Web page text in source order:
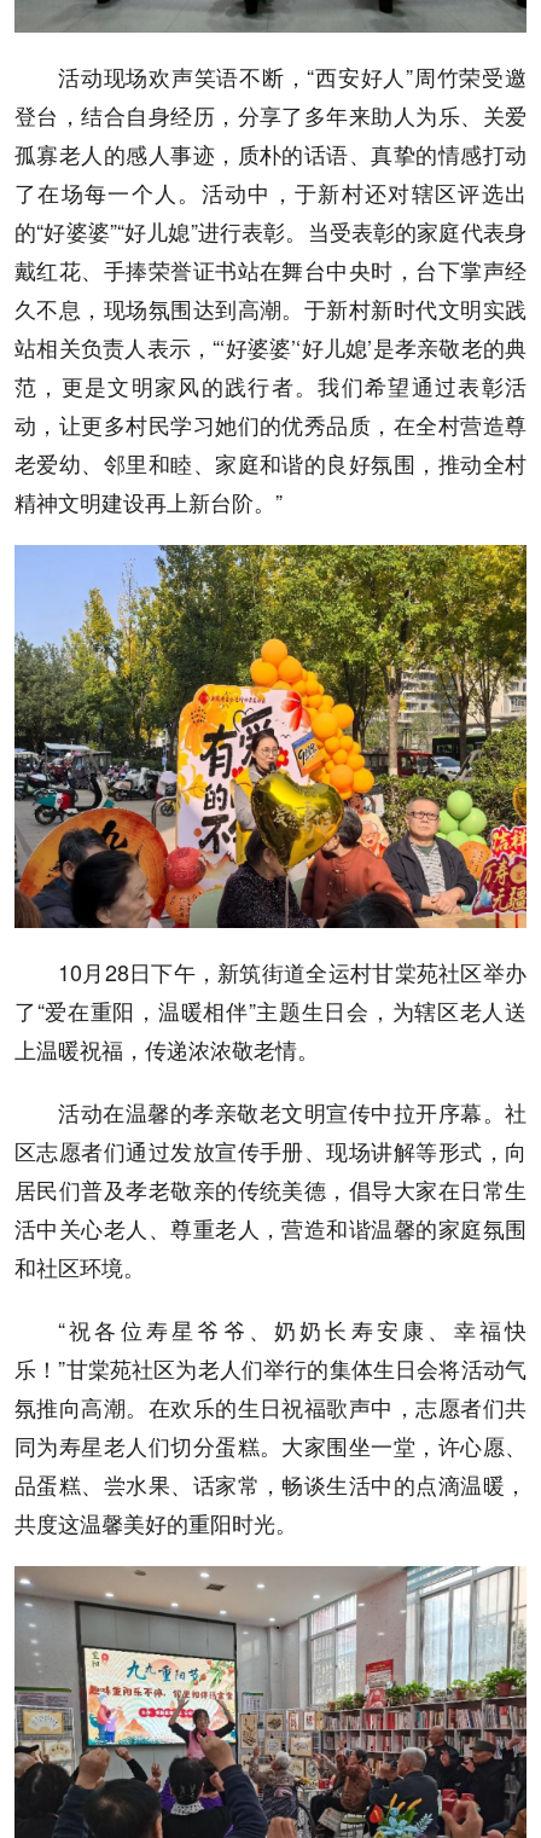
活动现场欢声笑语不断，“西安好人”周竹荣受邀
登台，结合自身经历，分享了多年来助人为乐、关爱
孤寡老人的感人事迹，质朴的话语、真挚的情感打动
了在场每一个人。活动中，于新村还对辖区评选出
的“好婆婆”“好儿媳”进行表彰。当受表彰的家庭代表身
戴红花、手捧荣誉证书站在舞台中央时，台下掌声经
久不息，现场氛围达到高潮。于新村新时代文明实践
站相关负责人表示，“‘好婆婆’‘好儿媳’是孝亲敬老的典
范，更是文明家风的践行者。我们希望通过表彰活
动，让更多村民学习她们的优秀品质，在全村营造尊
老爱幼、邻里和睦、家庭和谐的良好氛围，推动全村
精神文明建设再上新台阶。”
10月28日下午，新筑街道全运村甘棠苑社区举办
了“爱在重阳，温暖相伴”主题生日会，为辖区老人送
上温暖祝福，传递浓浓敬老情。
活动在温馨的孝亲敬老文明宣传中拉开序幕。社
区志愿者们通过发放宣传手册、现场讲解等形式，向
居民们普及孝老敬亲的传统美德，倡导大家在日常生
活中关心老人、尊重老人，营造和谐温馨的家庭氛围
和社区环境。
“祝各位寿星爷爷、奶奶长寿安康、幸福快
乐！”甘棠苑社区为老人们举行的集体生日会将活动气
氛推向高潮。在欢乐的生日祝福歌声中，志愿者们共
同为寿星老人们切分蛋糕。大家围坐一堂，许心愿、
品蛋糕、尝水果、话家常，畅谈生活中的点滴温暖，
共度这温馨美好的重阳时光。